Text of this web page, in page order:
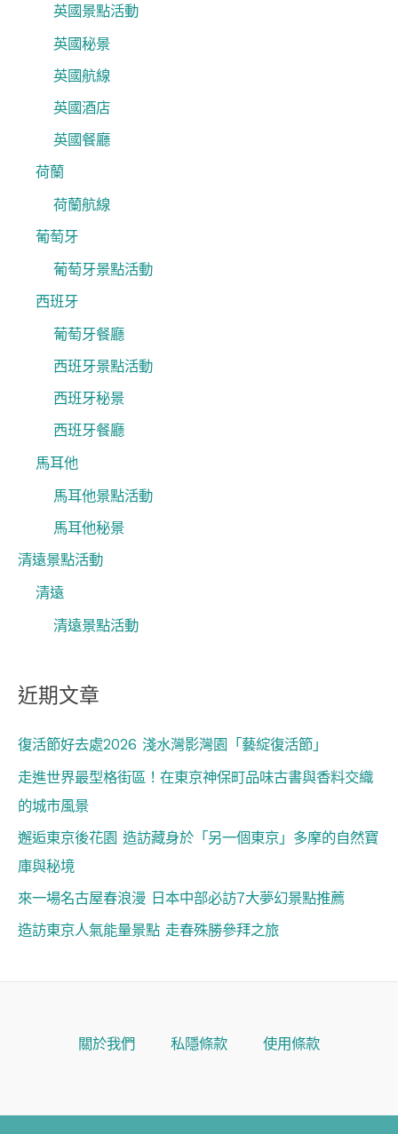
英國景點活動
英國秘景
英國航線
英國酒店
英國餐廳
荷蘭
荷蘭航線
葡萄牙
葡萄牙景點活動
西班牙
葡萄牙餐廳
西班牙景點活動
西班牙秘景
西班牙餐廳
馬耳他
馬耳他景點活動
馬耳他秘景
清遠景點活動
清遠
清遠景點活動
近期文章
復活節好去處2026 淺水灣影灣園「藝綻復活節」
走進世界最型格街區！在東京神保町品味古書與香料交織
的城市風景
邂逅東京後花園 造訪藏身於「另一個東京」多摩的自然寶
庫與秘境
來一場名古屋春浪漫 日本中部必訪7大夢幻景點推薦
造訪東京人氣能量景點 走春殊勝參拜之旅
關於我們 私隱條款 使用條款